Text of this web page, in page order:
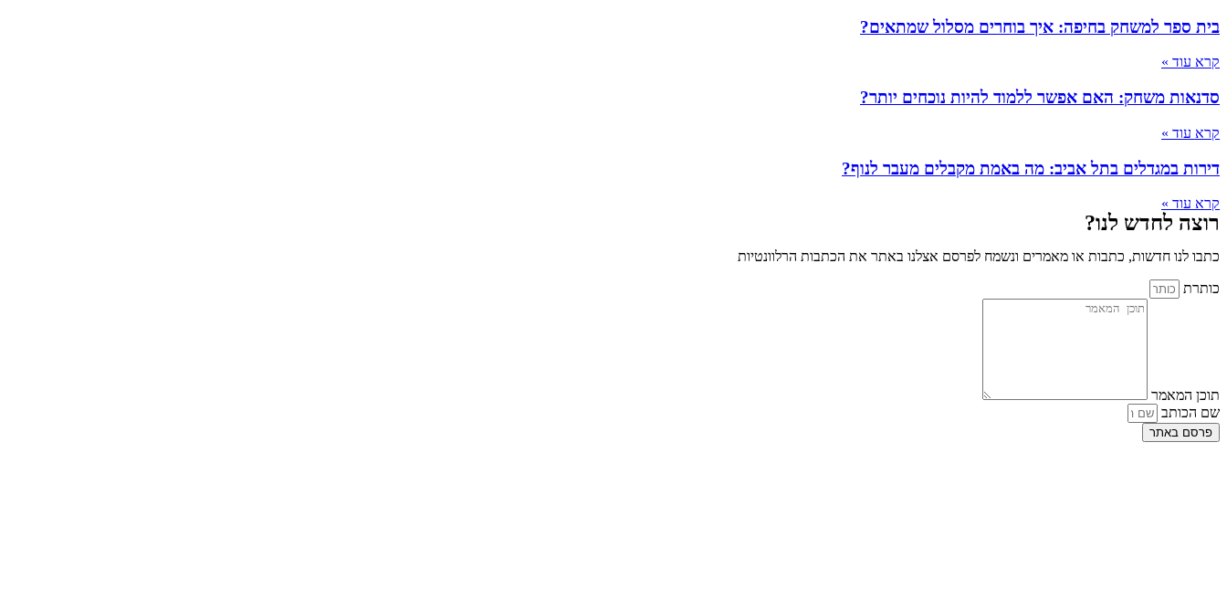
בית ספר למשחק בחיפה: איך בוחרים מסלול שמתאים?
קרא עוד »
סדנאות משחק: האם אפשר ללמוד להיות נוכחים יותר?
קרא עוד »
דירות במגדלים בתל אביב: מה באמת מקבלים מעבר לנוף?
קרא עוד »
רוצה לחדש לנו?
כתבו לנו חדשות, כתבות או מאמרים ונשמח לפרסם אצלנו באתר את הכתבות הרלוונטיות
כותרת
תוכן המאמר
שם הכותב
פרסם באתר